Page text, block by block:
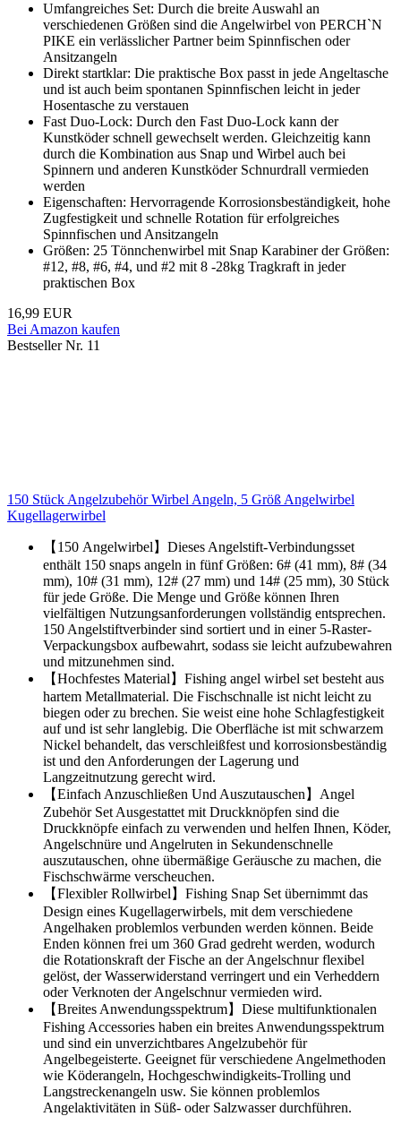
Umfangreiches Set: Durch die breite Auswahl an
verschiedenen Größen sind die Angelwirbel von PERCH`N
PIKE ein verlässlicher Partner beim Spinnfischen oder
Ansitzangeln
Direkt startklar: Die praktische Box passt in jede Angeltasche
und ist auch beim spontanen Spinnfischen leicht in jeder
Hosentasche zu verstauen
Fast Duo-Lock: Durch den Fast Duo-Lock kann der
Kunstköder schnell gewechselt werden. Gleichzeitig kann
durch die Kombination aus Snap und Wirbel auch bei
Spinnern und anderen Kunstköder Schnurdrall vermieden
werden
Eigenschaften: Hervorragende Korrosionsbeständigkeit, hohe
Zugfestigkeit und schnelle Rotation für erfolgreiches
Spinnfischen und Ansitzangeln
Größen: 25 Tönnchenwirbel mit Snap Karabiner der Größen:
#12, #8, #6, #4, und #2 mit 8 -28kg Tragkraft in jeder
praktischen Box
16,99 EUR
Bei Amazon kaufen
Bestseller Nr. 11
150 Stück Angelzubehör Wirbel Angeln, 5 Größ Angelwirbel
Kugellagerwirbel
【150 Angelwirbel】Dieses Angelstift-Verbindungsset
enthält 150 snaps angeln in fünf Größen: 6# (41 mm), 8# (34
mm), 10# (31 mm), 12# (27 mm) und 14# (25 mm), 30 Stück
für jede Größe. Die Menge und Größe können Ihren
vielfältigen Nutzungsanforderungen vollständig entsprechen.
150 Angelstiftverbinder sind sortiert und in einer 5-Raster-
Verpackungsbox aufbewahrt, sodass sie leicht aufzubewahren
und mitzunehmen sind.
【Hochfestes Material】Fishing angel wirbel set besteht aus
hartem Metallmaterial. Die Fischschnalle ist nicht leicht zu
biegen oder zu brechen. Sie weist eine hohe Schlagfestigkeit
auf und ist sehr langlebig. Die Oberfläche ist mit schwarzem
Nickel behandelt, das verschleißfest und korrosionsbeständig
ist und den Anforderungen der Lagerung und
Langzeitnutzung gerecht wird.
【Einfach Anzuschließen Und Auszutauschen】Angel
Zubehör Set Ausgestattet mit Druckknöpfen sind die
Druckknöpfe einfach zu verwenden und helfen Ihnen, Köder,
Angelschnüre und Angelruten in Sekundenschnelle
auszutauschen, ohne übermäßige Geräusche zu machen, die
Fischschwärme verscheuchen.
【Flexibler Rollwirbel】Fishing Snap Set übernimmt das
Design eines Kugellagerwirbels, mit dem verschiedene
Angelhaken problemlos verbunden werden können. Beide
Enden können frei um 360 Grad gedreht werden, wodurch
die Rotationskraft der Fische an der Angelschnur flexibel
gelöst, der Wasserwiderstand verringert und ein Verheddern
oder Verknoten der Angelschnur vermieden wird.
【Breites Anwendungsspektrum】Diese multifunktionalen
Fishing Accessories haben ein breites Anwendungsspektrum
und sind ein unverzichtbares Angelzubehör für
Angelbegeisterte. Geeignet für verschiedene Angelmethoden
wie Köderangeln, Hochgeschwindigkeits-Trolling und
Langstreckenangeln usw. Sie können problemlos
Angelaktivitäten in Süß- oder Salzwasser durchführen.